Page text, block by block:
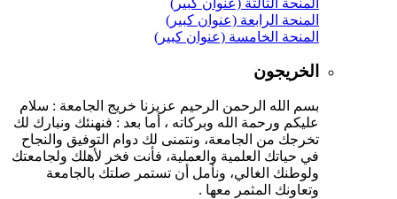
المنحة الرابعة (عنوان كبير)
المنحة الخامسة (عنوان كبير)
الخريجون
بسم الله الرحمن الرحيم عزيزنا خريج الجامعة : سلام
عليكم ورحمة الله وبركاته ، أما بعد : فنهنئك ونبارك لك
تخرجك من الجامعة، ونتمنى لك دوام التوفيق والنجاح
في حياتك العلمية والعملية، فأنت فخر لأهلك ولجامعتك
ولوطنك الغالي، ونأمل أن تستمر صلتك بالجامعة
وتعاونك المثمر معها .